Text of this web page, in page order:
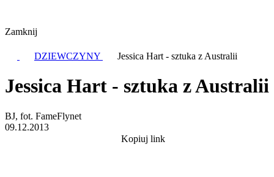
Zamknij
DZIEWCZYNY Jessica Hart - sztuka z Australii
Jessica Hart - sztuka z Australii
BJ, fot. FameFlynet
09.12.2013
Kopiuj link